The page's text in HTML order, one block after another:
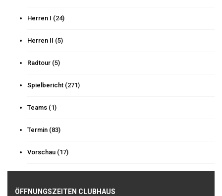
Herren I (24)
Herren II (5)
Radtour (5)
Spielbericht (271)
Teams (1)
Termin (83)
Vorschau (17)
ÖFFNUNGSZEITEN CLUBHAUS